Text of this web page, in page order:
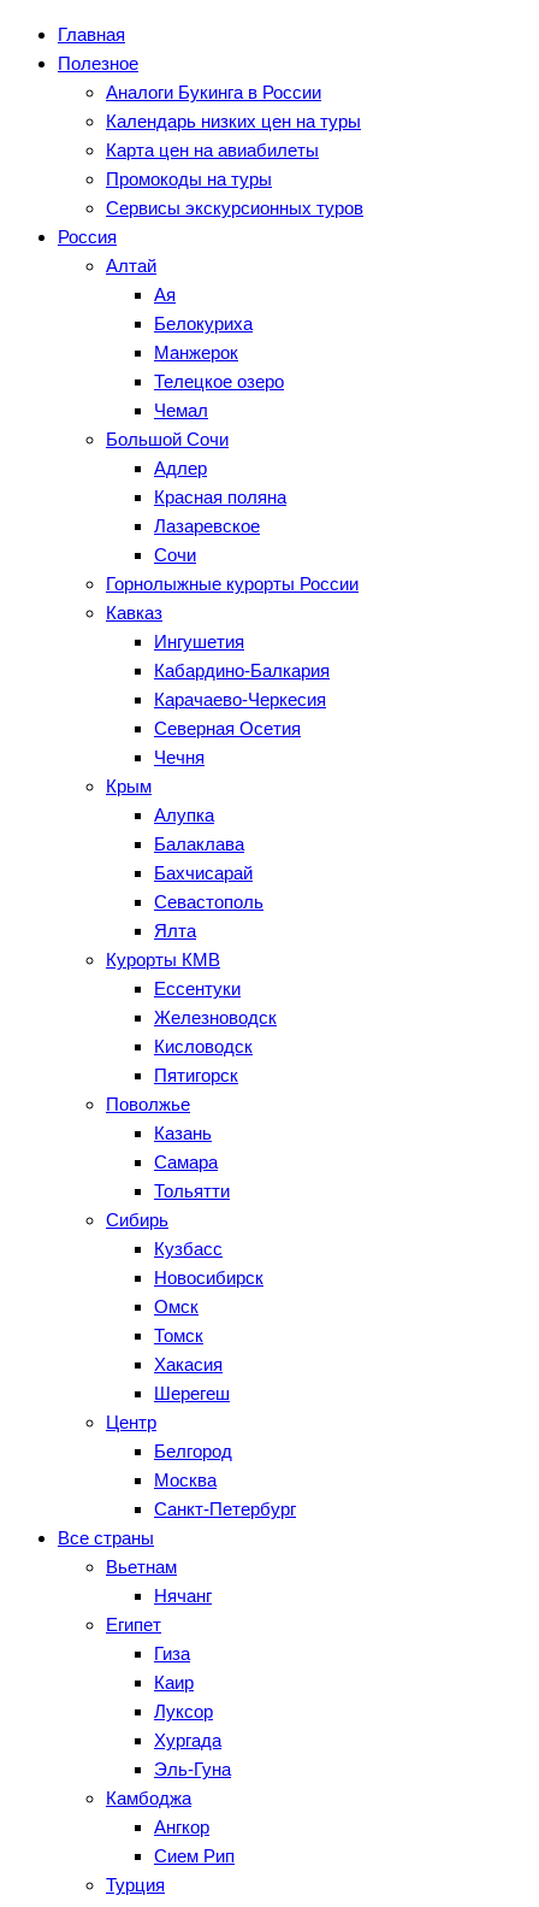
Главная
Полезное
Аналоги Букинга в России
Календарь низких цен на туры
Карта цен на авиабилеты
Промокоды на туры
Сервисы экскурсионных туров
Россия
Алтай
Ая
Белокуриха
Манжерок
Телецкое озеро
Чемал
Большой Сочи
Адлер
Красная поляна
Лазаревское
Сочи
Горнолыжные курорты России
Кавказ
Ингушетия
Кабардино-Балкария
Карачаево-Черкесия
Северная Осетия
Чечня
Крым
Алупка
Балаклава
Бахчисарай
Севастополь
Ялта
Курорты КМВ
Ессентуки
Железноводск
Кисловодск
Пятигорск
Поволжье
Казань
Самара
Тольятти
Сибирь
Кузбасс
Новосибирск
Омск
Томск
Хакасия
Шерегеш
Центр
Белгород
Москва
Санкт-Петербург
Все страны
Вьетнам
Нячанг
Египет
Гиза
Каир
Луксор
Хургада
Эль-Гуна
Камбоджа
Ангкор
Сием Рип
Турция